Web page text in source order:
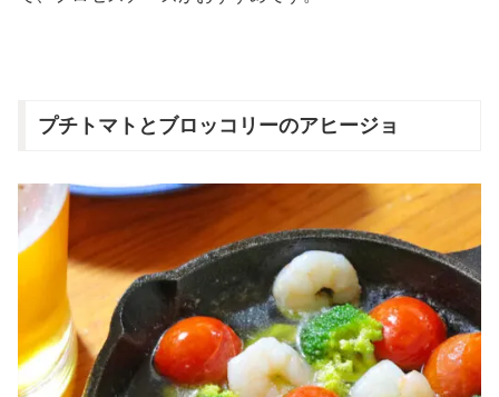
プチトマトとブロッコリーのアヒージョ